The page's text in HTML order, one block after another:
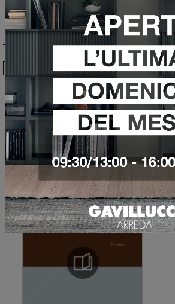
Sfoglia i cataloghi
Ho preso visione della Privacy Policy
Invia